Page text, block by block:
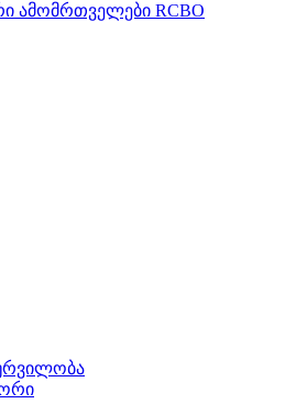
ამომრთველები RCBO